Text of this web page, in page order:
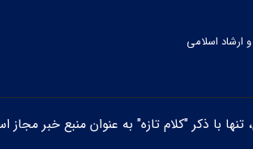
ارشاد اسلامی
با ذکر "کلام تازه" به عنوان منبع خبر